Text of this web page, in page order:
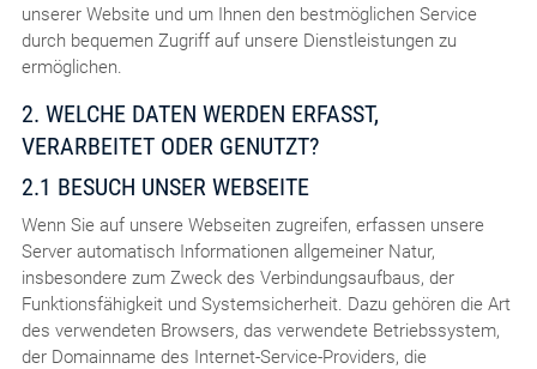
unserer Website und um Ihnen den bestmöglichen Service
durch bequemen Zugriff auf unsere Dienstleistungen zu
ermöglichen.
2. WELCHE DATEN WERDEN ERFASST,
VERARBEITET ODER GENUTZT?
2.1 BESUCH UNSER WEBSEITE
Wenn Sie auf unsere Webseiten zugreifen, erfassen unsere
Server automatisch Informationen allgemeiner Natur,
insbesondere zum Zweck des Verbindungsaufbaus, der
Funktionsfähigkeit und Systemsicherheit. Dazu gehören die Art
des verwendeten Browsers, das verwendete Betriebssystem,
der Domainname des Internet-Service-Providers, die